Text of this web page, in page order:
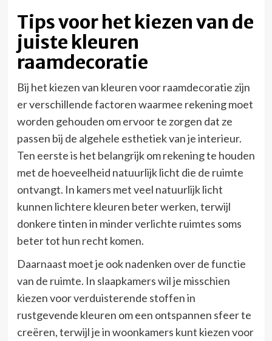
Tips voor het kiezen van de
juiste kleuren
raamdecoratie
Bij het kiezen van kleuren voor raamdecoratie zijn
er verschillende factoren waarmee rekening moet
worden gehouden om ervoor te zorgen dat ze
passen bij de algehele esthetiek van je interieur.
Ten eerste is het belangrijk om rekening te houden
met de hoeveelheid natuurlijk licht die de ruimte
ontvangt. In kamers met veel natuurlijk licht
kunnen lichtere kleuren beter werken, terwijl
donkere tinten in minder verlichte ruimtes soms
beter tot hun recht komen.
Daarnaast moet je ook nadenken over de functie
van de ruimte. In slaapkamers wil je misschien
kiezen voor verduisterende stoffen in
rustgevende kleuren om een ontspannen sfeer te
creëren, terwijl je in woonkamers kunt kiezen voor